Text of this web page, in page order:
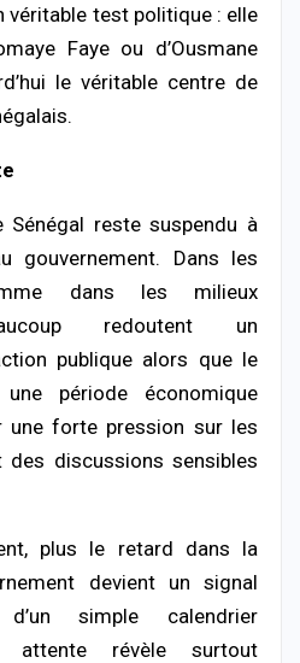
véritable test politique : elle
Faye ou d’Ousmane
le véritable centre de
Sénégal reste suspendu à
gouvernement. Dans les
dans les milieux
redoutent un
publique alors que le
période économique
une forte pression sur les
des discussions sensibles
plus le retard dans la
devient un signal
simple calendrier
attente révèle surtout